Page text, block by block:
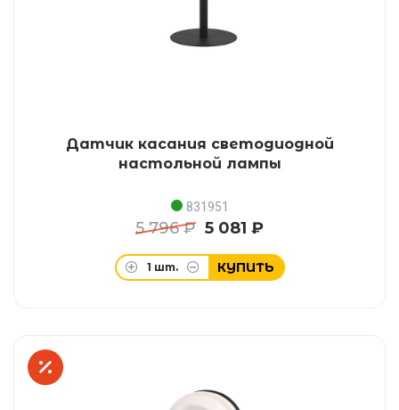
Датчик касания светодиодной
настольной лампы
831951
5 796 ₽ 5 081 ₽
1 шт. КУПИТЬ